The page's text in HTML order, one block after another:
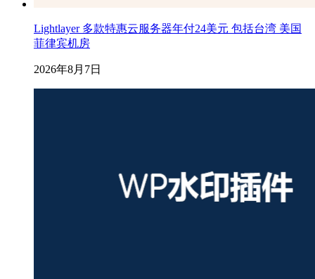
Lightlayer 多款特惠云服务器年付24美元 包括台湾 美国
菲律宾机房
2026年8月7日